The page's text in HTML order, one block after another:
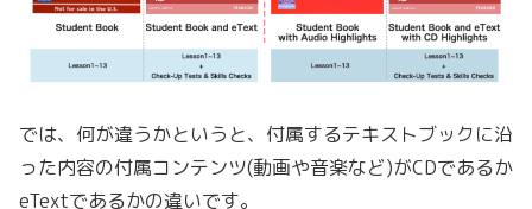
では、何が違うかというと、付属するテキストブックに沿
った内容の付属コンテンツ(動画や音楽など)がCDであるか
eTextであるかの違いです。